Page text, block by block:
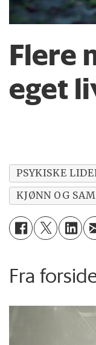
Flere
eget
PSYKISKE
KJØNN OG
Fra